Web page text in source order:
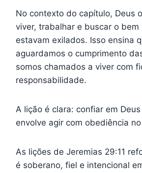
No contexto do capítulo, Deus
viver, trabalhar e buscar o
estavam exilados. Isso ensina
aguardamos o cumprimento
somos chamados a viver com
responsabilidade.
A lição é clara: confiar em
envolve agir com obediência
As lições de Jeremias 29:11
é soberano, fiel e intencional